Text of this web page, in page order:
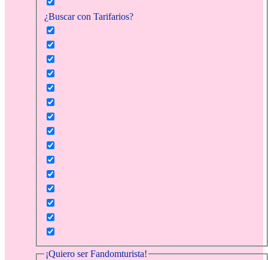
¿Buscar con Tarifarios?
¡Quiero ser Fandomturista!